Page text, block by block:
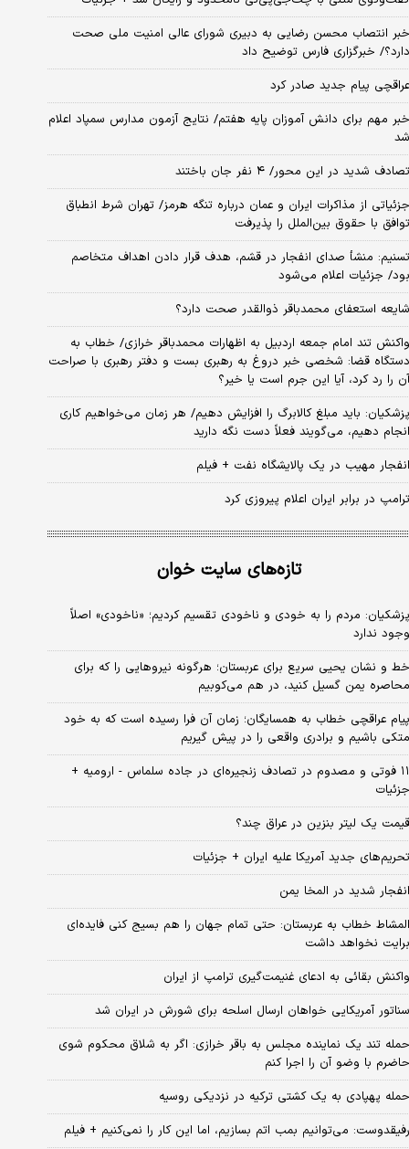
خبر انتصاب محسن رضایی به دبیری شورای عالی امنیت ملی صحت
دارد؟/ خبرگزاری فارس توضیح داد
عراقچی پیام جدید صادر کرد
خبر مهم برای دانش آموزان پایه هفتم/ نتایج آزمون مدارس سمپاد اعلام
شد
تصادف شدید در این محور/ ۴ نفر جان باختند
جزئیاتی از مذاکرات ایران و عمان درباره تنگه هرمز/ تهران شرط انطباق
توافق با حقوق بین‌الملل را پذیرفت
تسنیم: منشأ صدای انفجار در قشم، هدف قرار دادن اهداف متخاصم
بود/ جزئیات اعلام می‌شود
شایعه استعفای محمدباقر ذوالقدر صحت دارد؟
واکنش تند امام جمعه اردبیل به اظهارات محمدباقر خرازی/ خطاب به
دستگاه قضا: شخصی خبر دروغ به رهبری بست و دفتر رهبری با صراحت
آن را رد کرد، آیا این جرم است یا خیر؟
پزشکیان: باید مبلغ کالابرگ را افزایش دهیم/ هر زمان می‌خواهیم کاری
انجام دهیم، می‌گویند فعلاً دست نگه دارید
انفجار مهیب در یک پالایشگاه نفت + فیلم
ترامپ در برابر ایران اعلام پیروزی کرد
تازه‌های سایت خوان
پزشکیان: مردم را به خودی و ناخودی تقسیم کردیم؛ «ناخودی» اصلاً
وجود ندارد
خط و نشان یحیی سریع برای عربستان؛ هرگونه نیروهایی را که برای
محاصره یمن گسیل کنید، در هم می‌کوبیم
پیام عراقچی خطاب به همسایگان؛ زمان آن فرا رسیده است که به خود
متکی باشیم و برادری واقعی را در پیش گیریم
۱۱ فوتی و مصدوم در تصادف زنجیره‌ای در جاده سلماس - ارومیه +
جزئیات
قیمت یک لیتر بنزین در عراق چند؟
تحریم‌های جدید آمریکا علیه ایران + جزئیات
انفجار شدید در المخا یمن
المشاط خطاب به عربستان: حتی تمام جهان را هم بسیج کنی فایده‌ای
برایت نخواهد داشت
واکنش بقائی به ادعای غنیمت‌گیری ترامپ از ایران
سناتور آمریکایی خواهان ارسال اسلحه برای شورش در ایران شد
حمله تند یک نماینده مجلس به باقر خرازی: اگر به شلاق محکوم شوی
حاضرم با وضو آن را اجرا کنم
حمله پهپادی به یک کشتی ترکیه در نزدیکی روسیه
رفیقدوست: می‌توانیم بمب اتم بسازیم، اما این کار را نمی‌کنیم + فیلم